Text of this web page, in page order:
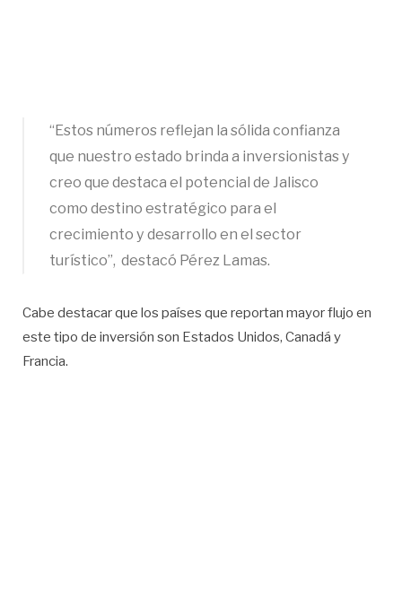
“Estos números reflejan la sólida confianza
que nuestro estado brinda a inversionistas y
creo que destaca el potencial de Jalisco
como destino estratégico para el
crecimiento y desarrollo en el sector
turístico”, destacó Pérez Lamas.
Cabe destacar que los países que reportan mayor flujo en
este tipo de inversión son Estados Unidos, Canadá y
Francia.